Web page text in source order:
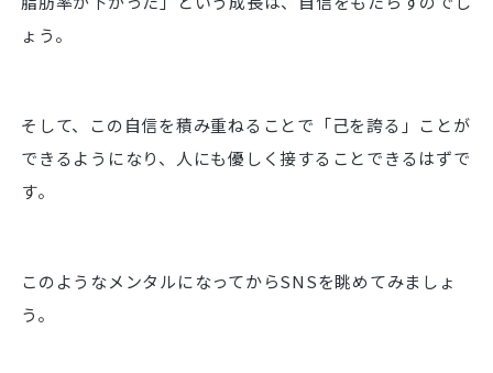
ょう。
そして、この自信を積み重ねることで「己を誇る」ことが
できるようになり、人にも優しく接することできるはずで
す。
このようなメンタルになってからSNSを眺めてみましょ
う。